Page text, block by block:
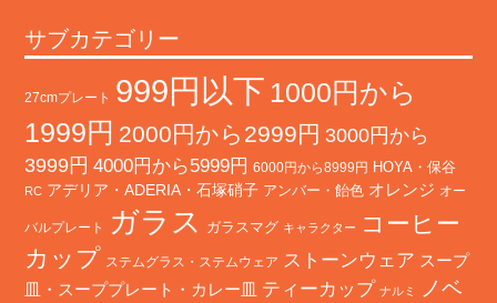
サブカテゴリー
27cmプレート 999円以下 1000円から
1999円 2000円から2999円 3000円から
3999円 4000円から5999円 6000円から8999円 HOYA・保谷
RC アデリア・ADERIA・石塚硝子 アンバー・飴色 オレンジ オー
バルプレート ガラス ガラスマグ キャラクター
コーヒー
カップ ステムグラス・ステムウェア ストーンウェア スープ
皿・スーププレート・カレー皿 ティーカップ ナルミ
ノベ